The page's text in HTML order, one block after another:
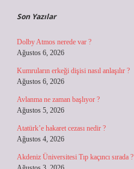
Son Yazılar
Dolby Atmos nerede var ?
Ağustos 6, 2026
Kumruların erkeği dişisi nasıl anlaşılır ?
Ağustos 6, 2026
Avlanma ne zaman başlıyor ?
Ağustos 5, 2026
Atatürk’e hakaret cezası nedir ?
Ağustos 4, 2026
Akdeniz Üniversitesi Tıp kaçıncı sırada ?